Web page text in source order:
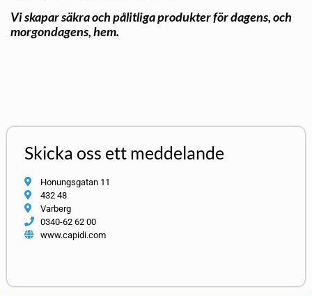
Vi skapar säkra och pålitliga produkter för dagens, och
morgondagens, hem.
Skicka oss ett meddelande
Honungsgatan 11
432 48
Varberg
0340-62 62 00
www.capidi.com